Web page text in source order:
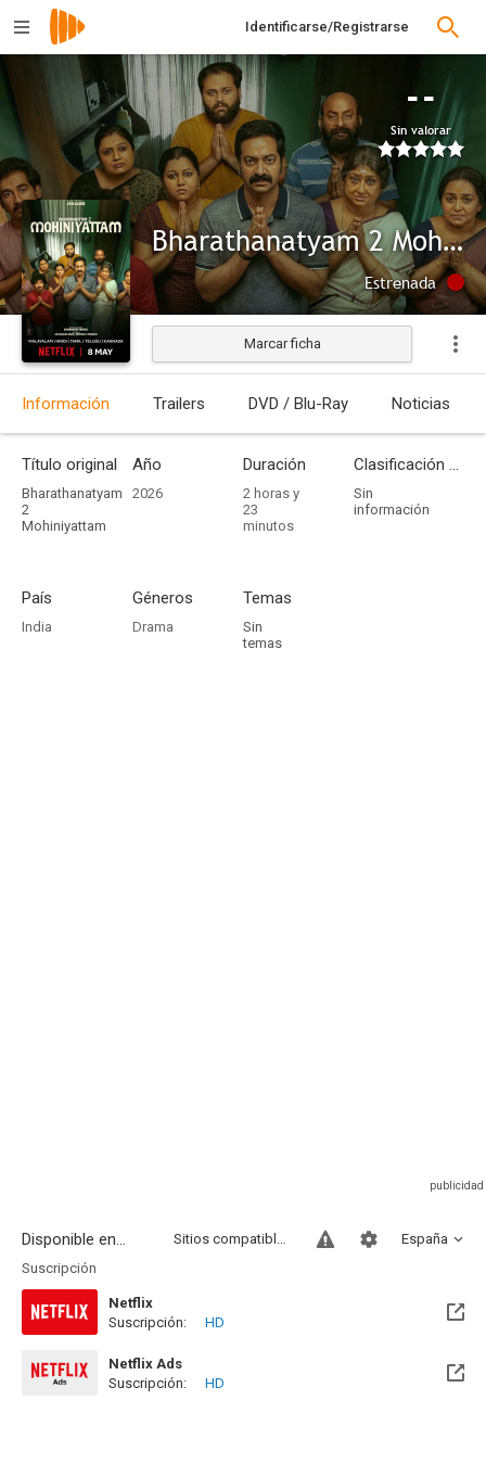
Identificarse/Registrarse
--
Sin valorar
Bharathanatyam 2 Mohiniyattam
Estrenada
Marcar ficha
Información Trailers DVD / Blu-Ray Noticias
Título original
Bharathanatyam
2
Mohiniyattam
Año
2026
Duración
2 horas y
23
minutos
Clasificación por edades
Sin
información
País
India
Géneros
Drama
Temas
Sin
temas
Disponible en... España
Sitios compatibles
Suscripción
Netflix
Suscripción:
HD
Netflix Ads
Suscripción:
HD